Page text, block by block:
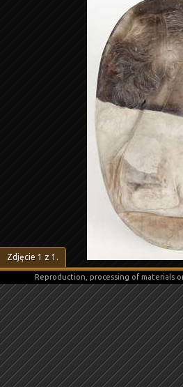
Zdjęcie 1 z 1 .
Reproduction, processing of materials